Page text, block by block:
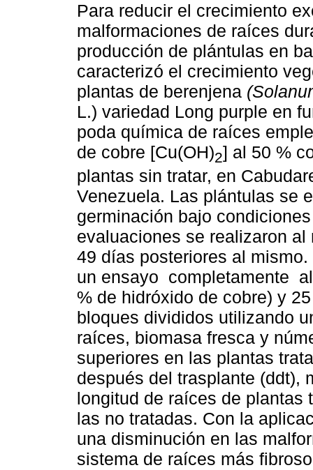
Para reducir el crecimiento
malformaciones de raíces
producción de plántulas en
caracterizó el crecimiento
plantas de berenjena
L.) variedad Long purple en
poda química de raíces
de cobre [Cu(OH)2] al 50 %
plantas sin tratar, en
Venezuela. Las plántulas se
germinación bajo
evaluaciones se realizaron
49 días posteriores al
un ensayo completamente
% de hidróxido de cobre) y
bloques divididos utilizando
raíces, biomasa fresca y
superiores en las plantas
después del trasplante (ddt),
longitud de raíces de plantas
las no tratadas. Con la
una disminución en las
sistema de raíces más